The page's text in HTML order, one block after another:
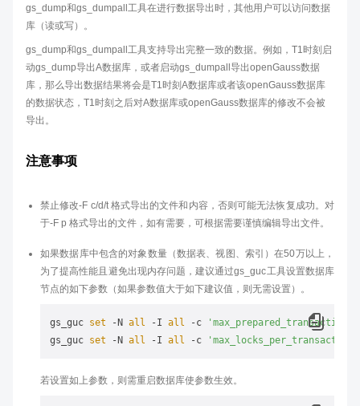
gs_dump和gs_dumpall工具在进行数据导出时，其他用户可以访问数据
库（读或写）。
gs_dump和gs_dumpall工具支持导出完整一致的数据。例如，T1时刻启
动gs_dump导出A数据库，或者启动gs_dumpall导出openGauss数据
库，那么导出数据结果将会是T1时刻A数据库或者该openGauss数据库
的数据状态，T1时刻之后对A数据库或openGauss数据库的修改不会被
导出。
注意事项
禁止修改-F c/d/t 格式导出的文件和内容，否则可能无法恢复成功。对
于-F p 格式导出的文件，如有需要，可根据需要谨慎编辑导出文件。
如果数据库中包含的对象数量（数据表、视图、索引）在50万以上，
为了提高性能且避免出现内存问题，建议通过gs_guc工具设置数据库
节点的如下参数（如果参数值大于如下建议值，则无需设置）。
gs_guc set -N all -I all -c
'max_prepared_transactions
gs_guc set -N all -I all -c 'max_locks_per_transaction
若设置如上参数，则需重启数据库使参数生效。